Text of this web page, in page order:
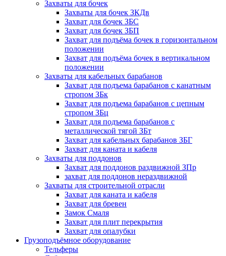
Захваты для бочек
Захваты для бочек ЗКДв
Захват для бочек ЗБС
Захват для бочек ЗБП
Захват для подъёма бочек в горизонтальном
положении
Захват для подъёма бочек в вертикальном
положении
Захваты для кабельных барабанов
Захват для подъема барабанов с канатным
стропом ЗБк
Захват для подъема барабанов с цепным
стропом ЗБц
Захват для подъема барабанов с
металлической тягой ЗБт
Захват для кабельных барабанов ЗБГ
Захват для каната и кабеля
Захваты для поддонов
Захват для поддонов раздвижной ЗПр
захват для поддонов нераздвижной
Захваты для строительной отрасли
Захват для каната и кабеля
Захват для бревен
Замок Смаля
Захват для плит перекрытия
Захват для опалубки
Грузоподъёмное оборудование
Тельферы